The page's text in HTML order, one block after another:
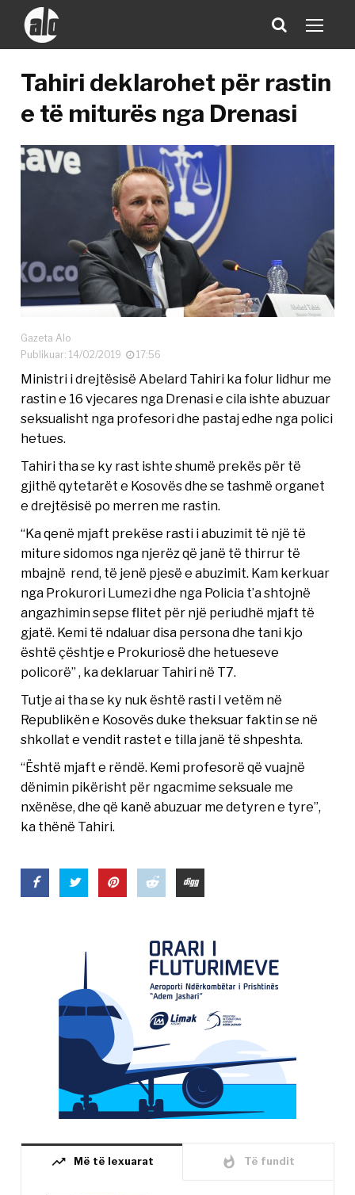
Tahiri deklarohet për rastin
e të miturës nga Drenasi
Gazeta Alo
Publikuar: 14/02/2019
17:56
Ministri i drejtësisë Abelard Tahiri ka folur lidhur me
rastin e 16 vjecares nga Drenasi e cila ishte abuzuar
seksualisht nga profesori dhe pastaj edhe nga polici
hetues.
Tahiri tha se ky rast ishte shumë prekës për të
gjithë qytetarët e Kosovës dhe se tashmë organet
e drejtësisë po merren me rastin.
“Ka qenë mjaft prekëse rasti i abuzimit të një të
miture sidomos nga njerëz që janë të thirrur të
mbajnë rend, të jenë pjesë e abuzimit. Kam kerkuar
nga Prokurori Lumezi dhe nga Policia t’a shtojnë
angazhimin sepse flitet për një periudhë mjaft të
gjatë. Kemi të ndaluar disa persona dhe tani kjo
është çështje e Prokuriosë dhe hetueseve
policorë” , ka deklaruar Tahiri në T7.
Tutje ai tha se ky nuk është rasti I vetëm në
Republikën e Kosovës duke theksuar faktin se në
shkollat e vendit rastet e tilla janë të shpeshta.
“Është mjaft e rëndë. Kemi profesorë që vuajnë
dënimin pikërisht për ngacmime seksuale me
nxënëse, dhe që kanë abuzuar me detyren e tyre”,
ka thënë Tahiri.
trending_up Më të lexuarat whatshot Të fundit